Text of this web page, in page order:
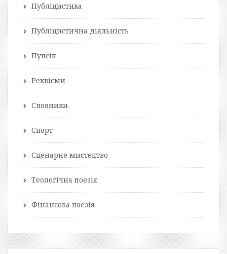
Публіцистика
Публіцистична діяльність
Пупсік
Реквієми
Словники
Спорт
Сценарне мистецтво
Теологічна поезія
Фінансова поезія